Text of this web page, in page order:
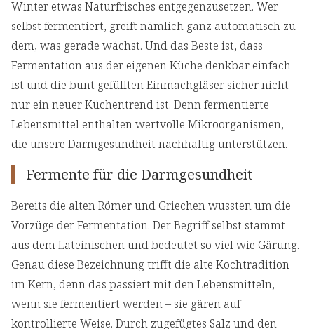
Winter etwas Naturfrisches entgegenzusetzen. Wer
selbst fermentiert, greift nämlich ganz automatisch zu
dem, was gerade wächst. Und das Beste ist, dass
Fermentation aus der eigenen Küche denkbar einfach
ist und die bunt gefüllten Einmachgläser sicher nicht
nur ein neuer Küchentrend ist. Denn fermentierte
Lebensmittel enthalten wertvolle Mikroorganismen,
die unsere Darmgesundheit nachhaltig unterstützen.
Fermente für die Darmgesundheit
Bereits die alten Römer und Griechen wussten um die
Vorzüge der Fermentation. Der Begriff selbst stammt
aus dem Lateinischen und bedeutet so viel wie Gärung.
Genau diese Bezeichnung trifft die alte Kochtradition
im Kern, denn das passiert mit den Lebensmitteln,
wenn sie fermentiert werden – sie gären auf
kontrollierte Weise. Durch zugefügtes Salz und den